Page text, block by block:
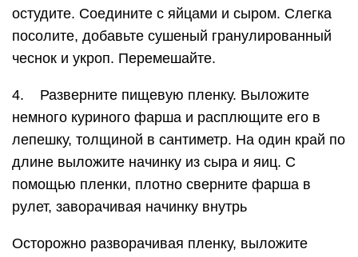
остудите. Соедините с яйцами и сыром. Слегка
посолите, добавьте сушеный гранулированный
чеснок и укроп. Перемешайте.
4. Разверните пищевую пленку. Выложите
немного куриного фарша и расплющите его в
лепешку, толщиной в сантиметр. На один край по
длине выложите начинку из сыра и яиц. С
помощью пленки, плотно сверните фарша в
рулет, заворачивая начинку внутрь
Осторожно разворачивая пленку, выложите